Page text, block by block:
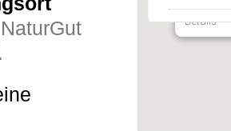
Talstraße
Details